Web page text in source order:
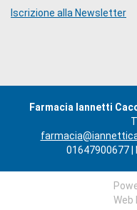
Iscrizione alla Newsletter
Farmacia Iannetti
01647900677 |
Web